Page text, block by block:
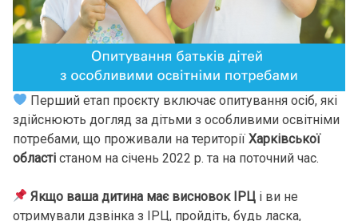
Перший етап проєкту включає опитування осіб, які
здійснюють догляд за дітьми з особливими освітніми
потребами, що проживали на території Харківської
області станом на січень 2022 р. та на поточний час.
Якщо ваша дитина має висновок ІРЦ і ви не
отримували дзвінка з ІРЦ, пройдіть, будь ласка,